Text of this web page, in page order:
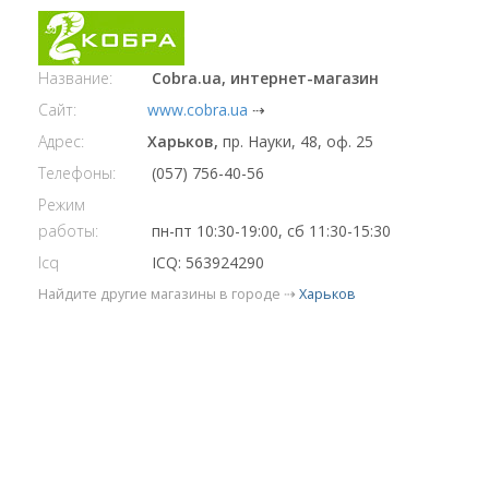
Название:
Cobra.ua, интернет-магазин
Сайт:
www.cobra.ua ⇢
Адрес:
Харьков, пр. Науки, 48, оф. 25
Телефоны:
(057) 756-40-56
Режим
работы:
пн-пт 10:30-19:00, сб 11:30-15:30
Icq
ICQ: 563924290
Найдите другие магазины в городе ⇢ Харьков